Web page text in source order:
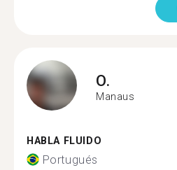
O.
Manaus
HABLA FLUIDO
Portugués